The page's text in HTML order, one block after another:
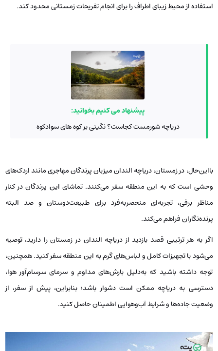
استفاده از محیط زیبای اطراف را برای انجام تفریحات زمستانی محدود کند.
پیشنهاد می کنیم بخوانید:
دریاچه شورمست کجاست؟ نگینی بر کوه های سوادکوه
بااین‌حال، در زمستان، دریاچه الندان میزبان پرندگان مهاجری مانند اردک‌های
وحشی است که به این منطقه سفر می‌کنند. تماشای این پرندگان در کنار
مناظر برفی، تجربه‌ای منحصربه‌فرد برای طبیعت‌دوستان و صد البته
پرنده‌نگاران فراهم می‌کند.
اگر به هر ترتیبی قصد بازدید از دریاچه الندان در زمستان را دارید، توصیه
می‌شود با تجهیزات کامل و لباس‌های گرم به این منطقه سفر کنید. همچنین،
توجه داشته باشید که به‌دلیل بارش‌های مداوم و سرمای سرسام‌آور هوا،
دسترسی به دریاچه ممکن است دشوار باشد؛ بنابراین، پیش از سفر، از
وضعیت جاده‌ها و شرایط آب‌وهوایی اطمینان حاصل کنید.